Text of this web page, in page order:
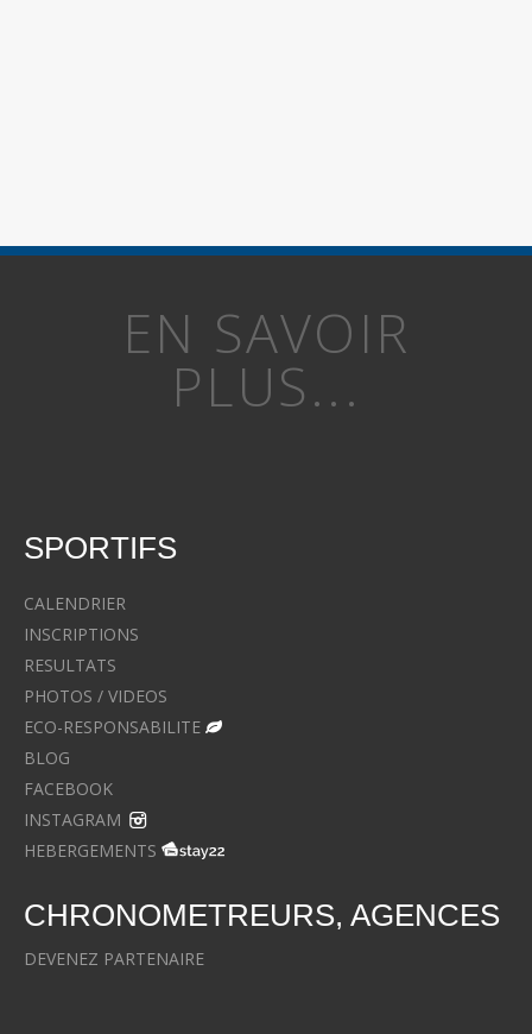
EN SAVOIR
PLUS...
SPORTIFS
CALENDRIER
INSCRIPTIONS
RESULTATS
PHOTOS / VIDEOS
ECO-RESPONSABILITE
BLOG
FACEBOOK
INSTAGRAM
HEBERGEMENTS
CHRONOMETREURS, AGENCES
DEVENEZ PARTENAIRE